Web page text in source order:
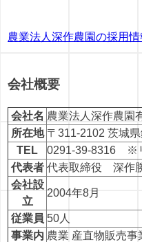
農業法人深作農園の採用
会社概要
会社名 農業法人深作農園
所在地 〒311-2102 茨城
TEL
0291-39-8316 ※
代表者 代表取締役 深作
会社設
立
2004年8月
従業員 50人
事業内 農業 産直物販売事